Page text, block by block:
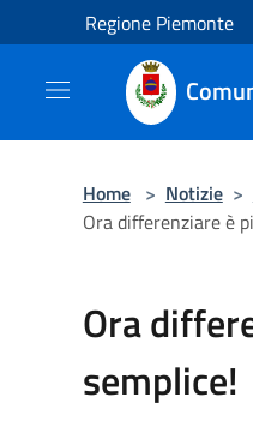
Salta al contenuto principale
Regione Piemonte
Home > Notizie >
Ora differenziare è
Ora
semplice!